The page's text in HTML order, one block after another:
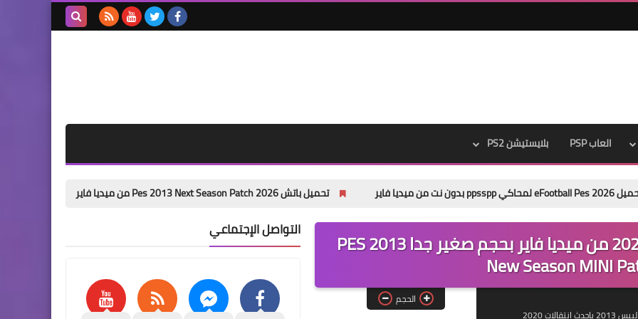
العاب PSP بلايستيشن PS2
تحميل باتش Pes 2013 Next Season Patch 2026 من ميديا فاير باتش تحويل بيس 6 الى بيس 2026 من ميديا فاير pes 6 next season patch 2026
باتش تحويل بيس 2013 الى بيس 2020 من ميديا فاير بحجم صغير جدا PES 2013
New Season MINI
انتقالات 2020
الحجم
التواصل الإجتماعي